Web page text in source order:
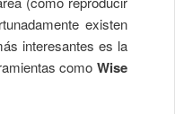
existen
interesantes es la
como Wise